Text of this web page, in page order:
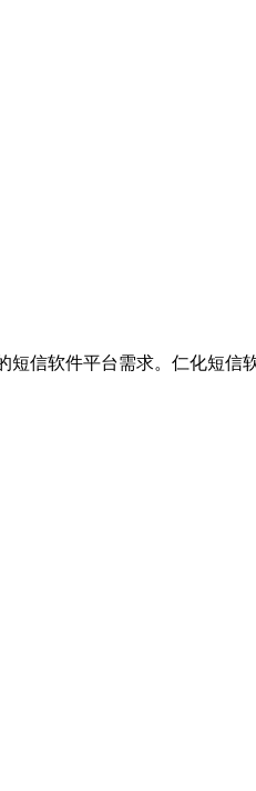
信软件平台需求。仁化短